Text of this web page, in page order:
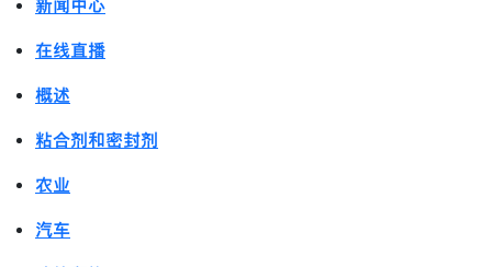
新闻中心
在线直播
概述
粘合剂和密封剂
农业
汽车